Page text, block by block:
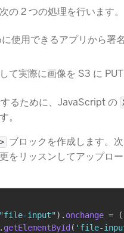
の 2 つの処理を行います。
使用できるアプリから署
て実際に画像を S3 に
るために、JavaScript の
。
ブロックを作成します。
をリッスンしてアップロ
"file-input") . onchange = (
. getElementById ( 'file-